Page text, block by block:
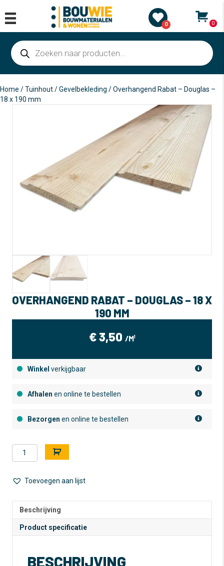
0 0
Producten
zoeken
Home /Tuinhout/Gevelbekleding / Overhangend Rabat – Douglas –
18 x 190 mm
OVERHANGEND RABAT – DOUGLAS – 18 X
190 MM
€3,50 /M¹
Winkel verkijgbaar
Afhalen en online te bestellen
Bezorgen en online te bestellen
Overhangend
Rabat
Douglas
190
mm
l
e
n
t
i
:
Toevoegen aan lijst
Beschrijving
Product specificatie
BESCHRIJVING